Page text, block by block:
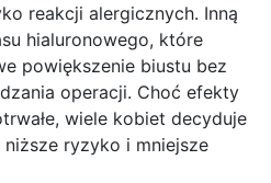
reakcji alergicznych. Inną
hialuronowego, które
powiększenie biustu bez
operacji. Choć efekty
wiele kobiet decyduje
ryzyko i mniejsze